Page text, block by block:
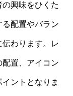
興味をひくた
配置やバラン
わります。レ
置、アイコン
ントとなりま